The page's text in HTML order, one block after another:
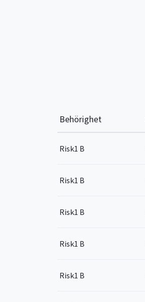
Behörighet
Risk1 B
Risk1 B
Risk1 B
Risk1 B
Risk1 B